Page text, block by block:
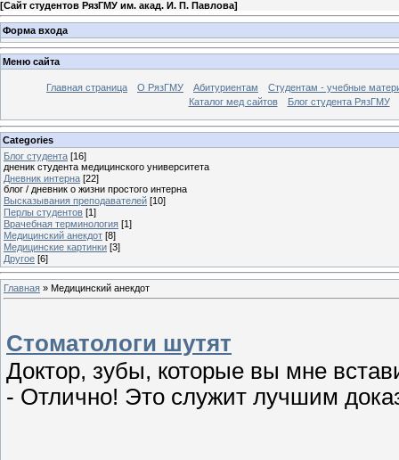
[Сайт студентов РязГМУ им. акад. И. П. Павлова]
Форма входа
Меню сайта
Главная страница О РязГМУ Абитуриентам
Студентам - учебные
Каталог мед сайтов
Блог студента РязГМУ
Categories
Блог студента [16]
дненик студента медицинского университета
Дневник интерна [22]
блог / дневник о жизни простого интерна
Высказывания преподавателей [10]
Перлы студентов [1]
Врачебная терминология [1]
Медицинский анекдот [8]
Медицинские картинки [3]
Другое [6]
Главная » Медицинский анекдот
Стоматологи шутят
Доктор, зубы, которые вы мне
- Отлично! Это служит лучшим